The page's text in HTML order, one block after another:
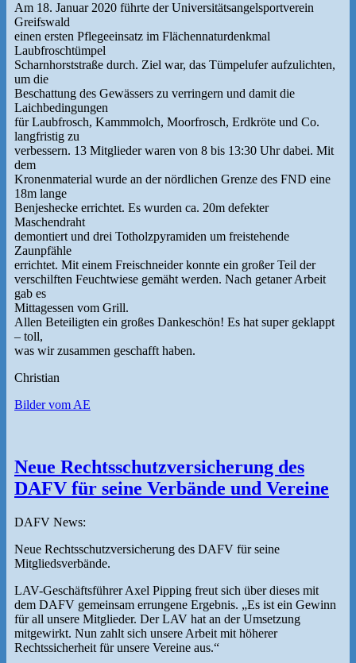
Am 18. Januar 2020 führte der Universitätsangelsportverein
Greifswald
einen ersten Pflegeeinsatz im Flächennaturdenkmal
Laubfroschtümpel
Scharnhorststraße durch. Ziel war, das Tümpelufer aufzulichten,
um die
Beschattung des Gewässers zu verringern und damit die
Laichbedingungen
für Laubfrosch, Kammmolch, Moorfrosch, Erdkröte und Co.
langfristig zu
verbessern. 13 Mitglieder waren von 8 bis 13:30 Uhr dabei. Mit
dem
Kronenmaterial wurde an der nördlichen Grenze des FND eine
18m lange
Benjeshecke errichtet. Es wurden ca. 20m defekter
Maschendraht
demontiert und drei Totholzpyramiden um freistehende
Zaunpfähle
errichtet. Mit einem Freischneider konnte ein großer Teil der
verschilften Feuchtwiese gemäht werden. Nach getaner Arbeit
gab es
Mittagessen vom Grill.
Allen Beteiligten ein großes Dankeschön! Es hat super geklappt
– toll,
was wir zusammen geschafft haben.
Christian
Bilder vom AE
Neue Rechtsschutzversicherung des
DAFV für seine Verbände und Vereine
DAFV News:
Neue Rechtsschutzversicherung des DAFV für seine
Mitgliedsverbände.
LAV-Geschäftsführer Axel Pipping freut sich über dieses mit
dem DAFV gemeinsam errungene Ergebnis. „Es ist ein Gewinn
für all unsere Mitglieder. Der LAV hat an der Umsetzung
mitgewirkt. Nun zahlt sich unsere Arbeit mit höherer
Rechtssicherheit für unsere Vereine aus.“